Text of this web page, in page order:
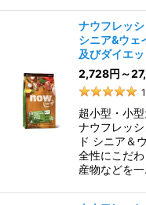
ナウフレッ
シニア&ウェ
及びダイエ
2,728円 ～
超小型・小
ナウフレッ
ド シニア＆
全性にこだ
産物などを